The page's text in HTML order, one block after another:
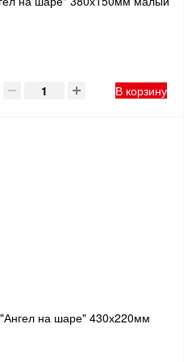
В корзину
на шаре" 430х220мм